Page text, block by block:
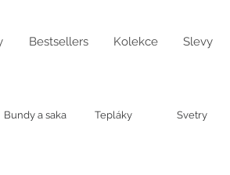
Bestsellers Kolekce Slevy
Bundy a saka Tepláky Svetry